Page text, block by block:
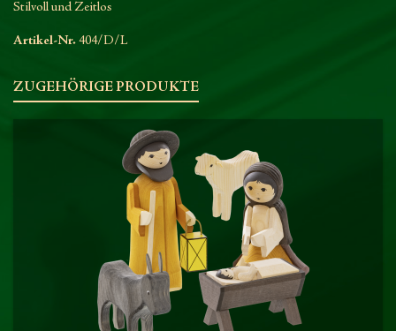
Stilvoll und Zeitlos
Artikel-Nr. 404/D/L
ZUGEHÖRIGE PRODUKTE